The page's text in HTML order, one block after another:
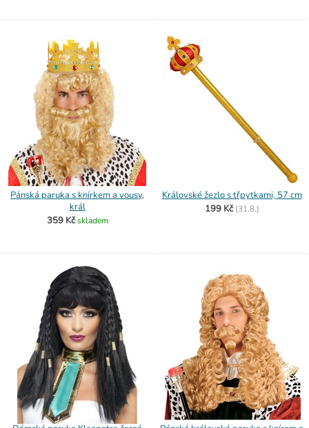
Pánská paruka s knírkem a vousy,
král
359 Kč skladem
Královské žezlo s třpytkami, 57 cm
199 Kč (31.8.)